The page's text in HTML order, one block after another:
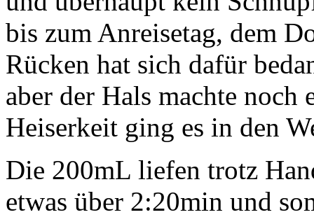
bis zum Anreisetag, dem
Rücken hat sich dafür
aber der Hals machte
Heiserkeit ging es in den
Die 200mL liefen trotz
etwas über 2:20min und